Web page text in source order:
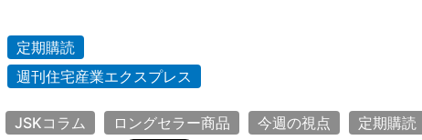
定期購読
週刊住宅産業エクスプレス
JSKコラム ロングセラー商品 今週の視点 定期購読